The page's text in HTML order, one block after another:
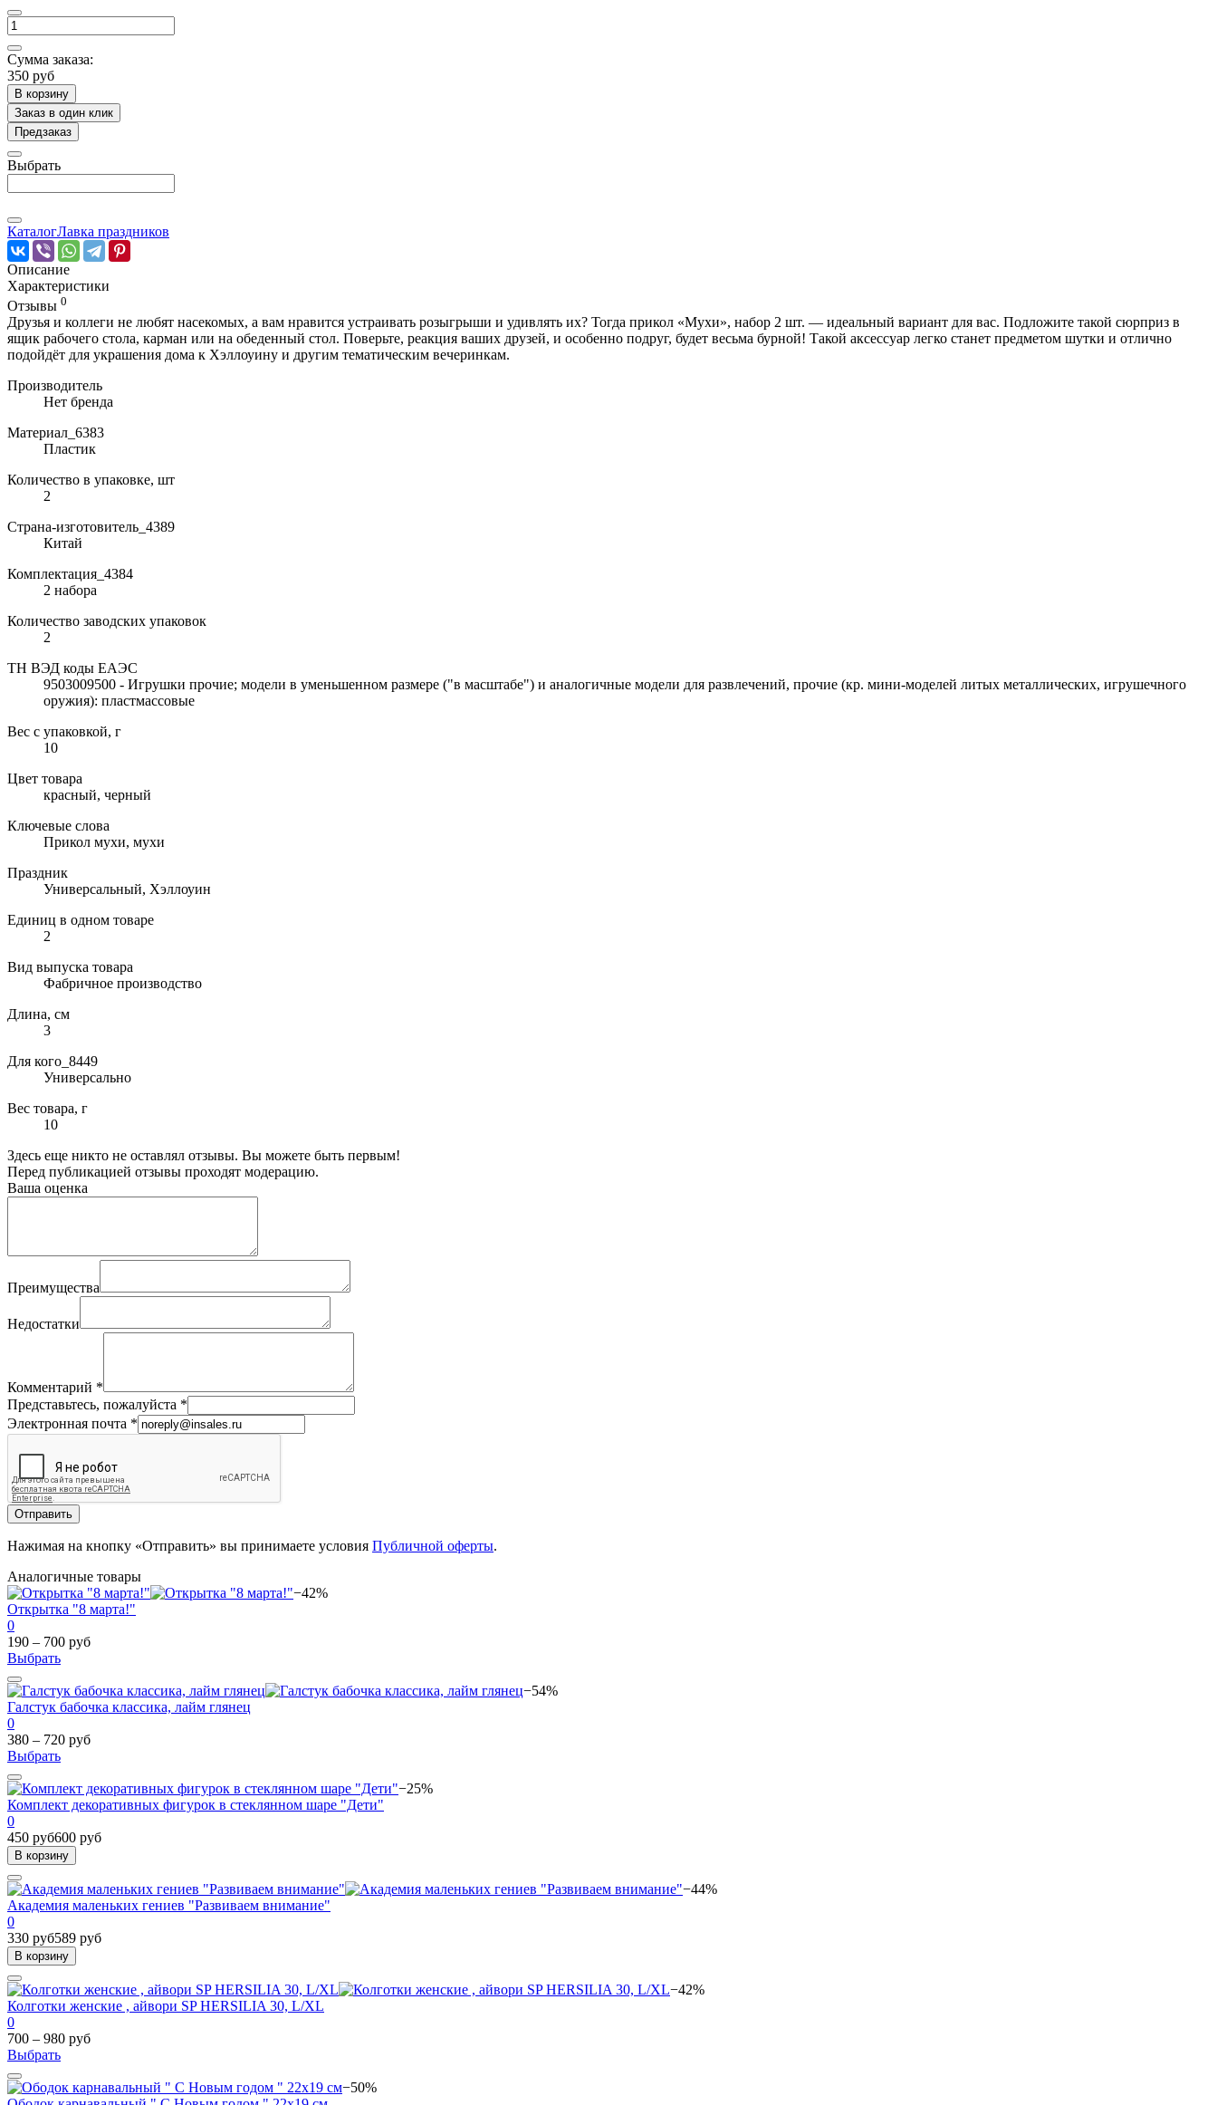
Сумма заказа:
350 руб
В корзину
Заказ в один клик
Предзаказ
Выбрать
КаталогЛавка праздников
Описание
Характеристики
Отзывы 0
Друзья и коллеги не любят насекомых, а вам нравится устраивать розыгрыши и удивлять их? Тогда прикол «Мухи», набор 2 шт. — идеальный вариант для вас. Подложите такой сюрприз в
ящик рабочего стола, карман или на обеденный стол. Поверьте, реакция ваших друзей, и особенно подруг, будет весьма бурной! Такой аксессуар легко станет предметом шутки и отлично
подойдёт для украшения дома к Хэллоуину и другим тематическим вечеринкам.
Производитель
Нет бренда
Материал_6383
Пластик
Количество в упаковке, шт
2
Страна-изготовитель_4389
Китай
Комплектация_4384
2 набора
Количество заводских упаковок
2
ТН ВЭД коды ЕАЭС
9503009500 - Игрушки прочие; модели в уменьшенном размере ("в масштабе") и аналогичные модели для развлечений, прочие (кр. мини-моделей литых металлических, игрушечного
оружия): пластмассовые
Вес с упаковкой, г
10
Цвет товара
красный, черный
Ключевые слова
Прикол мухи, мухи
Праздник
Универсальный, Хэллоуин
Единиц в одном товаре
2
Вид выпуска товара
Фабричное производство
Длина, см
3
Для кого_8449
Универсально
Вес товара, г
10
Здесь еще никто не оставлял отзывы. Вы можете быть первым!
Перед публикацией отзывы проходят модерацию.
Ваша оценка
Преимущества
Недостатки
Комментарий *
Представьтесь, пожалуйста *
Электронная почта *
Отправить
Нажимая на кнопку «Отправить» вы принимаете условия Публичной оферты.
Аналогичные товары
−42%
Открытка "8 марта!"
0
190 – 700 руб
Выбрать
−54%
Галстук бабочка классика, лайм глянец
0
380 – 720 руб
Выбрать
−25%
Комплект декоративных фигурок в стеклянном шаре "Дети"
0
450 руб600 руб
В корзину
−44%
Академия маленьких гениев "Развиваем внимание"
0
330 руб589 руб
В корзину
−42%
Колготки женские , айвори SP HERSILIA 30, L/XL
0
700 – 980 руб
Выбрать
−50%